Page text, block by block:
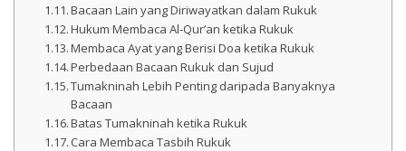
Bacaan Lain yang Diriwayatkan dalam Rukuk
Hukum Membaca Al-Qur’an ketika Rukuk
Membaca Ayat yang Berisi Doa ketika Rukuk
Perbedaan Bacaan Rukuk dan Sujud
Tumakninah Lebih Penting daripada Banyaknya
Bacaan
Batas Tumakninah ketika Rukuk
Cara Membaca Tasbih Rukuk